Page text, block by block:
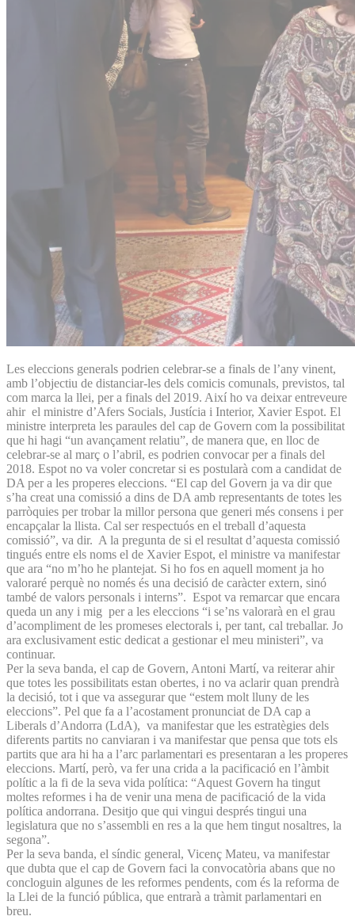
Les eleccions generals podrien celebrar-se a finals de l’any vinent,
amb l’objectiu de distanciar-les dels comicis comunals, previstos, tal
com marca la llei, per a finals del 2019. Així ho va deixar entreveure
ahir el ministre d’Afers Socials, Justícia i Interior, Xavier Espot. El
ministre interpreta les paraules del cap de Govern com la possibilitat
que hi hagi “un avançament relatiu”, de manera que, en lloc de
celebrar-se al març o l’abril, es podrien convocar per a finals del
2018. Espot no va voler concretar si es postularà com a candidat de
DA per a les properes eleccions. “El cap del Govern ja va dir que
s’ha creat una comissió a dins de DA amb representants de totes les
parròquies per trobar la millor persona que generi més consens i per
encapçalar la llista. Cal ser respectuós en el treball d’aquesta
comissió”, va dir. A la pregunta de si el resultat d’aquesta comissió
tingués entre els noms el de Xavier Espot, el ministre va manifestar
que ara “no m’ho he plantejat. Si ho fos en aquell moment ja ho
valoraré perquè no només és una decisió de caràcter extern, sinó
també de valors personals i interns”. Espot va remarcar que encara
queda un any i mig per a les eleccions “i se’ns valorarà en el grau
d’acompliment de les promeses electorals i, per tant, cal treballar. Jo
ara exclusivament estic dedicat a gestionar el meu ministeri”, va
continuar.
Per la seva banda, el cap de Govern, Antoni Martí, va reiterar ahir
que totes les possibilitats estan obertes, i no va aclarir quan prendrà
la decisió, tot i que va assegurar que “estem molt lluny de les
eleccions”. Pel que fa a l’acostament pronunciat de DA cap a
Liberals d’Andorra (LdA), va manifestar que les estratègies dels
diferents partits no canviaran i va manifestar que pensa que tots els
partits que ara hi ha a l’arc parlamentari es presentaran a les properes
eleccions. Martí, però, va fer una crida a la pacificació en l’àmbit
polític a la fi de la seva vida política: “Aquest Govern ha tingut
moltes reformes i ha de venir una mena de pacificació de la vida
política andorrana. Desitjo que qui vingui després tingui una
legislatura que no s’assembli en res a la que hem tingut nosaltres, la
segona”.
Per la seva banda, el síndic general, Vicenç Mateu, va manifestar
que dubta que el cap de Govern faci la convocatòria abans que no
concloguin algunes de les reformes pendents, com és la reforma de
la Llei de la funció pública, que entrarà a tràmit parlamentari en
breu.